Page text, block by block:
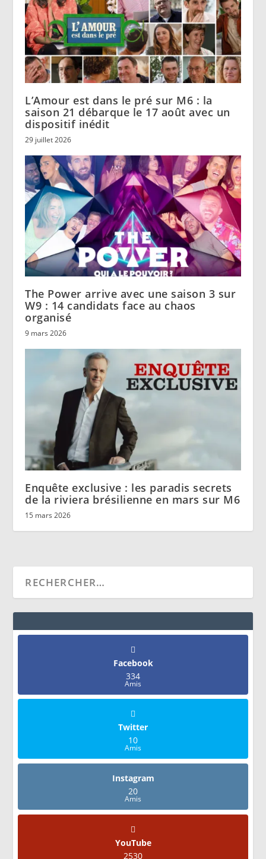
L’Amour est dans le pré sur M6 : la
saison 21 débarque le 17 août avec un
dispositif inédit
29 juillet 2026
The Power arrive avec une saison 3 sur
W9 : 14 candidats face au chaos
organisé
9 mars 2026
Enquête exclusive : les paradis secrets
de la riviera brésilienne en mars sur M6
15 mars 2026
Facebook
334
Amis
Twitter
10
Amis
Instagram
20
Amis
YouTube
2530